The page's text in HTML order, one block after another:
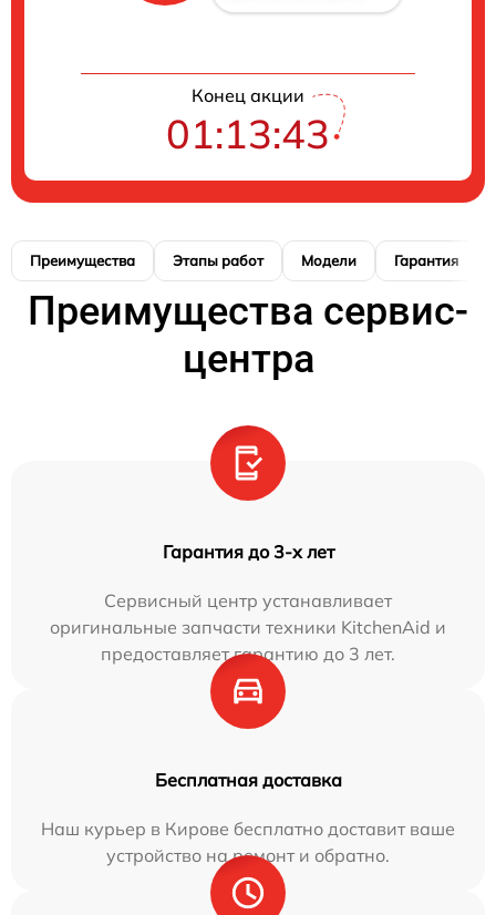
Конец акции
01:13:42
Преимущества Этапы работ Модели Гарантия
Преимущества сервис-
центра
Гарантия до 3-х лет
Сервисный центр устанавливает
оригинальные запчасти техники KitchenAid и
предоставляет гарантию до 3 лет.
Бесплатная доставка
Наш курьер в Кирове бесплатно доставит ваше
устройство на ремонт и обратно.